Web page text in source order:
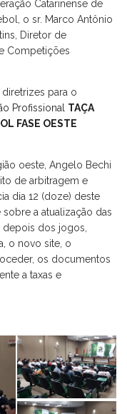
Catarinense de
o sr. Marco Antônio
Diretor de
Competições
para o
Profissional TAÇA
FASE OESTE
oeste, Angelo Bechi
de arbitragem e
dia 12 (doze) deste
a atualização das
depois dos jogos,
o novo site, o
os documentos
a taxas e